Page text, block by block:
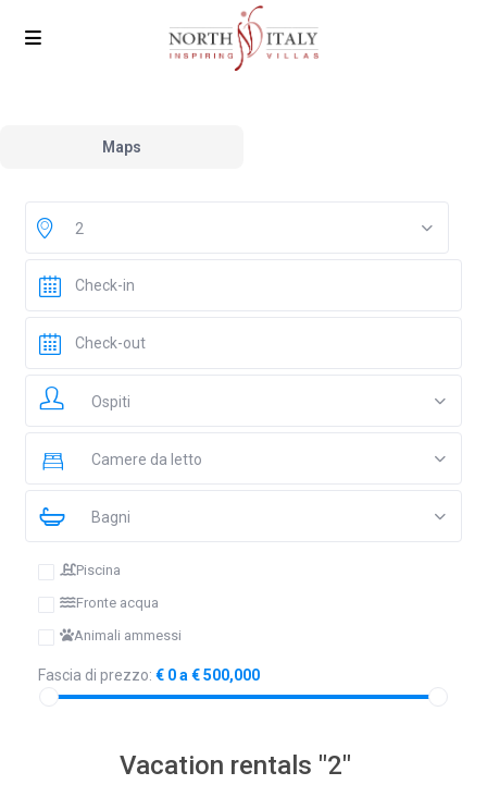
Maps
2
Ospiti
Camere da letto
Bagni
Piscina
Fronte acqua
Animali ammessi
Fascia di prezzo: € 0 a € 500,000
Vacation rentals "2"